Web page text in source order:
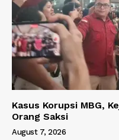
Kasus Korupsi MBG,
Orang Saksi
August 7, 2026